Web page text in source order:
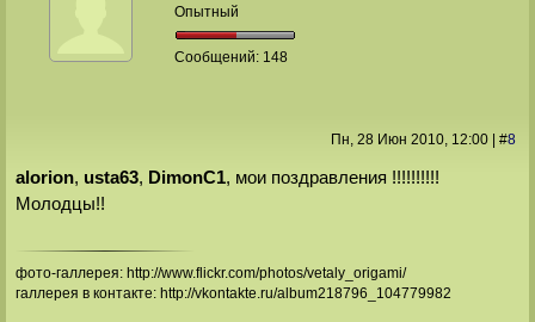
Опытный
Сообщений: 148
Пн, 28 Июн 2010, 12:00| #8
alorion, usta63, DimonС1, мои поздравления !!!!!!!!!!
Молодцы!!
фото-галлерея: http://www.flickr.com/photos/vetaly_origami/
галлерея в контакте: http://vkontakte.ru/album218796_104779982